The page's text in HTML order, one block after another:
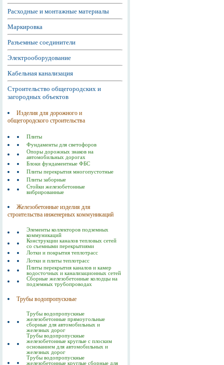
Расходные и монтажные материалы
Маркировка
Разъемные соединители
Электрооборудование
Кабельная канализация
Строительство общегородских и
загородных объектов
Изделия для дорожного и
общегородского строительства
Плиты
Фундаменты для светофоров
Опоры дорожных знаков на
автомобильных дорогах
Блоки фундаментные ФБС
Плиты перекрытия многопустотные
Плиты заборные
Стойки железобетонные
вибрированные
Железобетонные изделия для
строительства инженерных коммуникаций
Элементы коллекторов подземных
коммуникаций
Конструкции каналов тепловых сетей
со съемными перекрытиями
Лотки и покрытия теплотрасс
Лотки и плиты теплотрасс
Плиты перекрытия каналов и камер
водосточных и канализационных сетей
Сборные железобетонные колодцы на
подземных трубопроводах
Трубы водопропускные
Трубы водопропускные
железобетонные прямоугольные
сборные для автомобильных и
железных дорог
Трубы водопропускные
железобетонные круглые с плоским
основанием для автомобильных и
железных дорог
Трубы водопропускные
железобетонные круглые сборные для